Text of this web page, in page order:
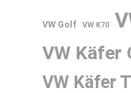
VW Golf VW K70
VW Käfer
VW Käfer